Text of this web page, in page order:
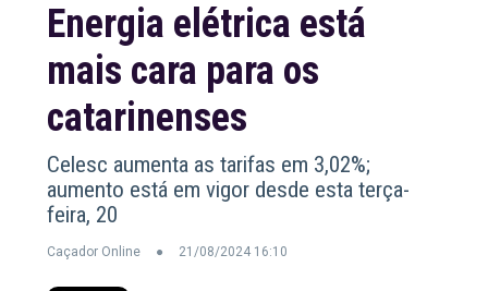
Energia elétrica está
mais cara para os
catarinenses
Celesc aumenta as tarifas em 3,02%;
aumento está em vigor desde esta terça-
feira, 20
Caçador Online 21/08/2024 16:10